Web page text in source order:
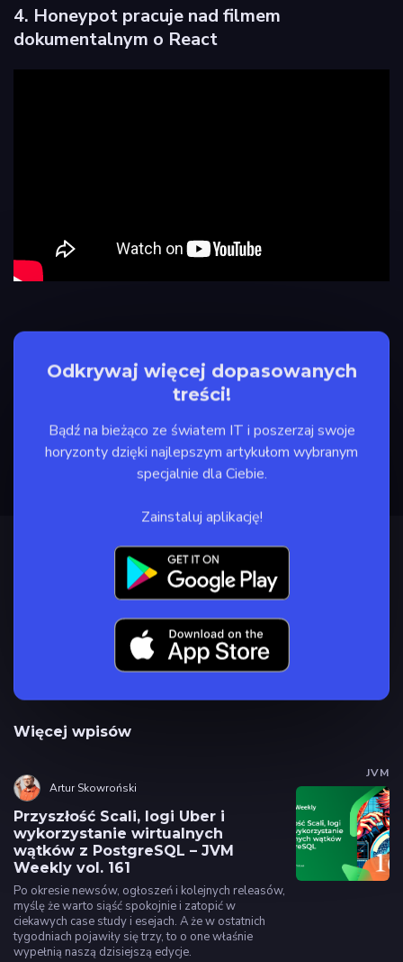
4. Honeypot pracuje nad filmem
dokumentalnym o React
Odkrywaj więcej dopasowanych
treści!
Bądź na bieżąco ze światem IT i poszerzaj swoje
horyzonty dzięki najlepszym artykułom wybranym
specjalnie dla Ciebie.
Zainstaluj aplikację!
Więcej wpisów
JVM
Artur Skowroński
Przyszłość Scali, logi Uber i
wykorzystanie wirtualnych
wątków z PostgreSQL – JVM
Weekly vol. 161
Po okresie newsów, ogłoszeń i kolejnych releasów,
myślę że warto siąść spokojnie i zatopić w
ciekawych case study i esejach. A że w ostatnich
tygodniach pojawiły się trzy, to o one właśnie
wypełnią naszą dzisiejszą edycje.